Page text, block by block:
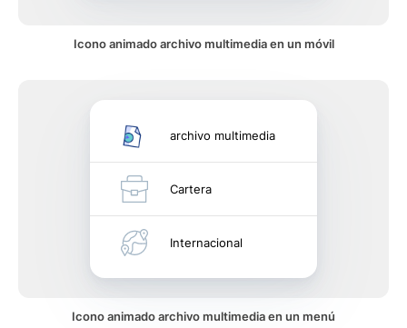
Icono animado archivo multimedia en un móvil
archivo multimedia
Cartera
Internacional
Icono animado archivo multimedia en un menú